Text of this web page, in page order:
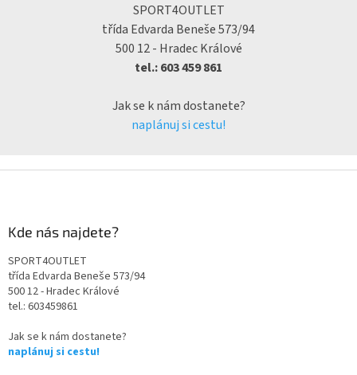
SPORT4OUTLET
třída Edvarda Beneše 573/94
500 12 - Hradec Králové
tel.: 603 459 861
Jak se k nám dostanete?
naplánuj si cestu!
Kde nás najdete?
SPORT4OUTLET
třída Edvarda Beneše 573/94
500 12 - Hradec Králové
tel.: 603459861
Jak se k nám dostanete?
naplánuj si cestu!